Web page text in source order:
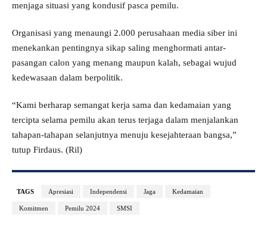
menjaga situasi yang kondusif pasca pemilu.
Organisasi yang menaungi 2.000 perusahaan media siber ini
menekankan pentingnya sikap saling menghormati antar-
pasangan calon yang menang maupun kalah, sebagai wujud
kedewasaan dalam berpolitik.
“Kami berharap semangat kerja sama dan kedamaian yang
tercipta selama pemilu akan terus terjaga dalam menjalankan
tahapan-tahapan selanjutnya menuju kesejahteraan bangsa,”
tutup Firdaus. (Ril)
TAGS Apresiasi Independensi Jaga Kedamaian
Komitmen Pemilu 2024 SMSI